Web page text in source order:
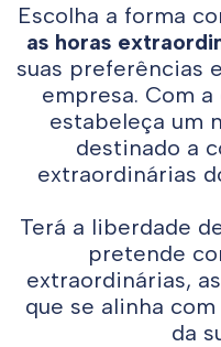
Escolha a forma
as horas
suas preferências
empresa. Com
estabeleça um
destinado a
extraordinárias
Terá a liberdade
pretende
extraordinárias,
que se alinha
da